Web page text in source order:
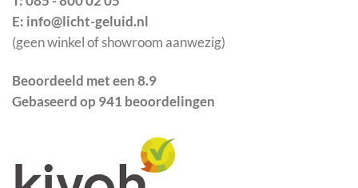
E: info@licht-geluid.nl
(geen winkel of showroom aanwezig)
Beoordeeld met een 8.9
Gebaseerd op 941 beoordelingen